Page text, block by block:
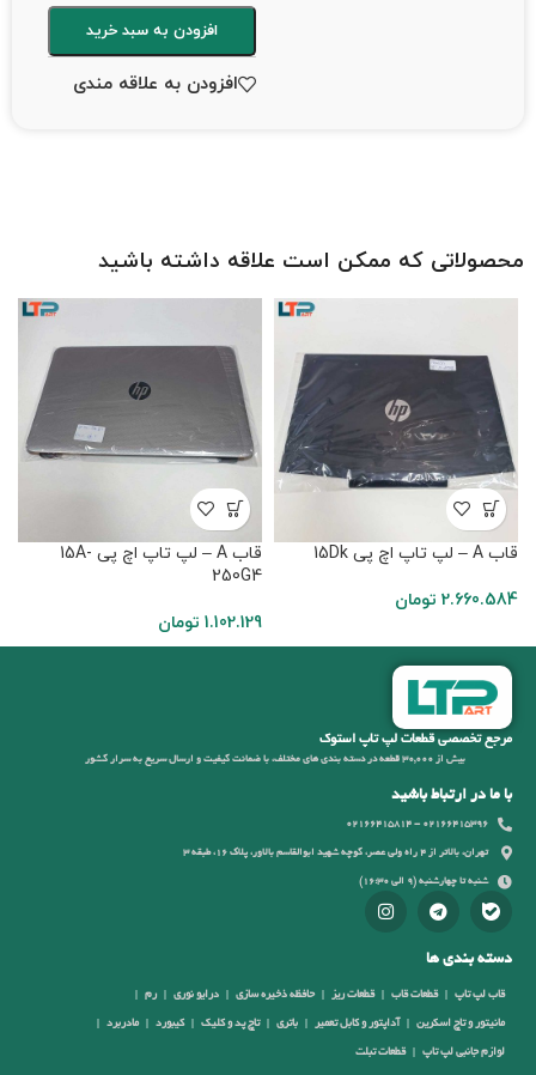
افزودن به سبد خرید
افزودن به علاقه مندی
محصولاتی که ممکن است علاقه داشته باشید
قاب A – لپ تاپ اچ پی 15Dk
2.660.584 تومان
قاب A – لپ تاپ اچ پی 15A-
250G4
1.102.129 تومان
مرجع تخصصی قطعات لپ تاپ استوک
بیش از 30,000 قطعه در دسته بندی های مختلف، با ضمانت کیفیت و ارسال سریع به سرار کشور
با ما در ارتباط باشید
02166415396 - 02166415814
تهران، بالاتر از 4 راه ولی عصر، کوچه شهید ابوالقاسم بالاور، پلاک 16، طبقه 3
شنبه تا چهارشنبه (9 الی 16:30)
دسته بندی ها
قاب لپ تاپ قطعات قاب قطعات ریز حافظه ذخیره سازی درایو نوری رم
مانیتور و تاچ اسکرین آداپتور و کابل تعمیر باتری تاچ پد و کلیک کیبورد مادربرد
لوازم جانبی لپ تاپ قطعات تبلت